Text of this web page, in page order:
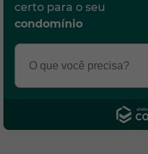
certo para o seu
condomínio